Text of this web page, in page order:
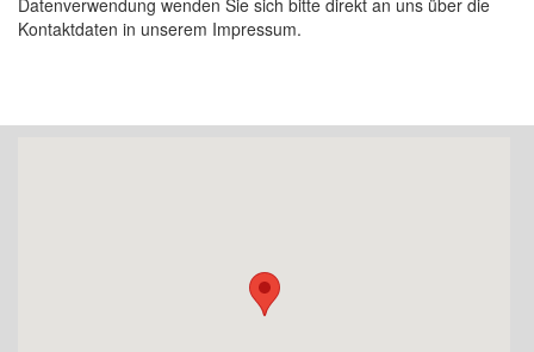
Kontaktdaten in unserem Impressum.